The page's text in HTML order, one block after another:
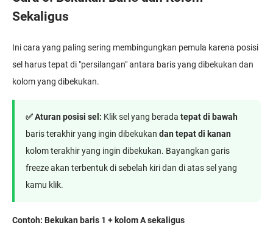
Sekaligus
Ini cara yang paling sering membingungkan pemula karena posisi
sel harus tepat di "persilangan" antara baris yang dibekukan dan
kolom yang dibekukan.
✅ Aturan posisi sel: Klik sel yang berada tepat di bawah
baris terakhir yang ingin dibekukan dan tepat di kanan
kolom terakhir yang ingin dibekukan. Bayangkan garis
freeze akan terbentuk di sebelah kiri dan di atas sel yang
kamu klik.
Contoh: Bekukan baris 1 + kolom A sekaligus